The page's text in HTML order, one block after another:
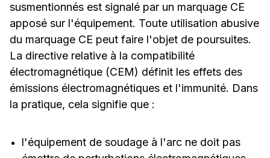
susmentionnés est signalé par un marquage CE
apposé sur l'équipement. Toute utilisation abusive
du marquage CE peut faire l'objet de poursuites.
La directive relative à la compatibilité
électromagnétique (CEM) définit les effets des
émissions électromagnétiques et l'immunité. Dans
la pratique, cela signifie que :
l'équipement de soudage à l'arc ne doit pas